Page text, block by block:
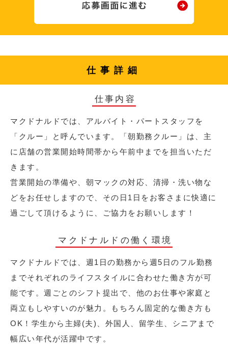
仕事詳細
仕事内容
マクドナルドでは、アルバイト・パートスタッフを
「クルー」と呼んでいます。「朝勤務クルー」は、主
に店舗の営業開始時間帯から午前中までを担当いただ
きます。
営業開始の準備や、朝マックの対応、清掃・洗い物な
どをお任せしますので、その日1日をお客さまに快適に
過ごして頂けるように、ご協力をお願いします！
マクドナルドの働く環境
マクドナルドでは、週1日の勤務から週5日のフル勤務
までそれぞれのライフスタイルに合わせた働き方が可
能です。週ごとのシフト提出で、他のお仕事や家庭と
両立もしやすいのが魅力。もちろん固定的な働き方も
OK！学生から主婦(夫)、外国人、留学生、シニアまで
幅広い年代が活躍中です。